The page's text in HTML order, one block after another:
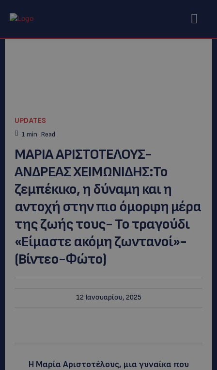
UPDATES
1 min. Read
ΜΑΡΙΑ ΑΡΙΣΤΟΤΕΛΟΥΣ-
ΑΝΔΡΕΑΣ ΧΕΙΜΩΝΙΔΗΣ:To
ζεμπέκικο, η δύναμη και η
αντοχή στην πιο όμορφη μέρα
της ζωής τους- Το τραγούδι
«Είμαστε ακόμη ζωντανοί»-
(Βίντεο-Φώτο)
12 Ιανουαρίου, 2025
Η Μαρία Αριστοτέλους, μια γυναίκα που